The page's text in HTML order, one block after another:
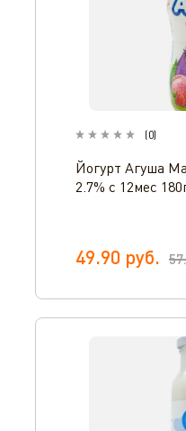
(0)
Йогурт Агуша
2.7% с 12мес
49.90 руб.